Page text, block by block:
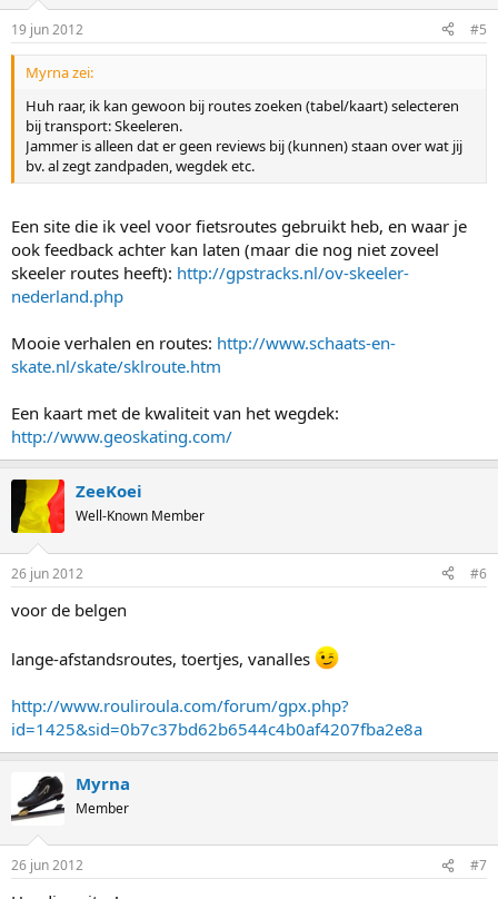
19 jun 2012 #5
Myrna zei:
Huh raar, ik kan gewoon bij routes zoeken (tabel/kaart) selecteren
bij transport: Skeeleren.
Jammer is alleen dat er geen reviews bij (kunnen) staan over wat jij
bv. al zegt zandpaden, wegdek etc.
Een site die ik veel voor fietsroutes gebruikt heb, en waar je
ook feedback achter kan laten (maar die nog niet zoveel
skeeler routes heeft): http://gpstracks.nl/ov-skeeler-
nederland.php
Mooie verhalen en routes: http://www.schaats-en-
skate.nl/skate/sklroute.htm
Een kaart met de kwaliteit van het wegdek:
http://www.geoskating.com/
ZeeKoei
Well-Known Member
26 jun 2012 #6
voor de belgen
lange-afstandsroutes, toertjes, vanalles
http://www.rouliroula.com/forum/gpx.php?
id=1425&sid=0b7c37bd62b6544c4b0af4207fba2e8a
Myrna
Member
26 jun 2012 #7